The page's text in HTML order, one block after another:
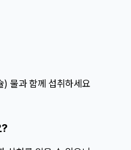
물과 함께 섭취하세요